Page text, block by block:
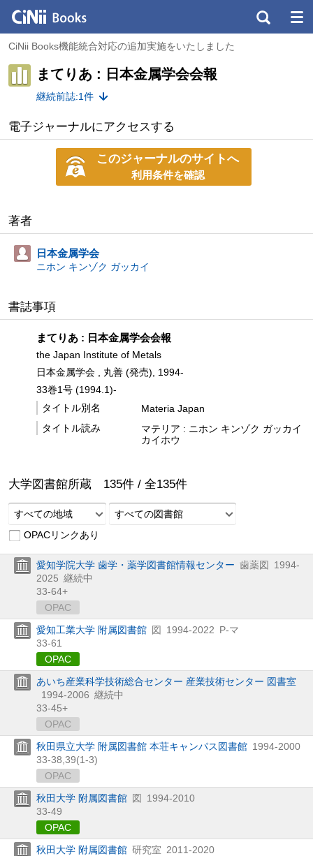
CiNii Books機能統合対応の追加実施をいたしました
まてりあ : 日本金属学会会報
継続前誌:1件
電子ジャーナルにアクセスする
このジャーナルのサイトへ
利用条件を確認
著者
日本金属学会
ニホン キンゾク ガッカイ
書誌事項
まてりあ : 日本金属学会会報
the Japan Institute of Metals
日本金属学会 , 丸善 (発売), 1994-
33巻1号 (1994.1)-
タイトル別名
Materia Japan
タイトル読み
マテリア : ニホン キンゾク ガッカイ
カイホウ
大学図書館所蔵 135件 / 全135件
すべての地域
すべての図書館
OPACリンクあり
愛知学院大学 歯学・薬学図書館情報センター 歯薬図 1994-
2025 継続中
33-64+
OPAC
愛知工業大学 附属図書館 図 1994-2022 P-マ
33-61
OPAC
あいち産業科学技術総合センター 産業技術センター 図書室
1994-2006 継続中
33-45+
OPAC
秋田県立大学 附属図書館 本荘キャンパス図書館 1994-2000
33-38, 39(1-3)
OPAC
秋田大学 附属図書館 図 1994-2010
33-49
OPAC
秋田大学 附属図書館 研究室 2011-2020